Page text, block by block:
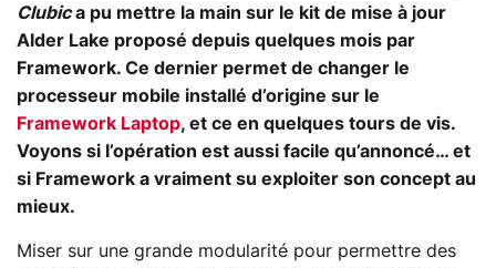
Clubica pu mettre la main sur le kit de mise à jour
Alder Lake proposé depuis quelques mois par
Framework. Ce dernier permet de changer le
processeur mobile installé d’origine sur le
Framework Laptop, et ce en quelques tours de vis.
Voyons si l’opération est aussi facile qu’annoncé… et
si Framework a vraiment su exploiter son concept au
mieux.
Miser sur une grande modularité pour permettre des